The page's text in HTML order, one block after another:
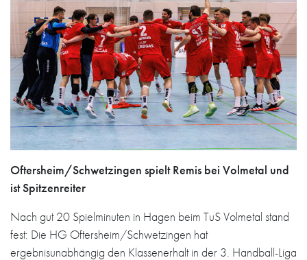
Oftersheim/Schwetzingen spielt Remis bei Volmetal und
ist Spitzenreiter
Nach gut 20 Spielminuten in Hagen beim TuS Volmetal stand
fest: Die HG Oftersheim/Schwetzingen hat
ergebnisunabhängig den Klassenerhalt in der 3. Handball-Liga